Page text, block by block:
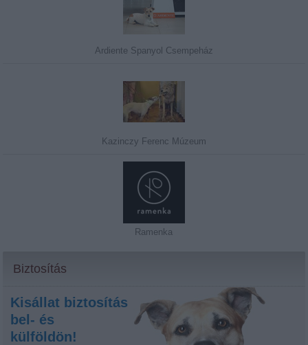
Ardiente Spanyol Csempeház
Kazinczy Ferenc Múzeum
Ramenka
Biztosítás
Kisállat biztosítás
bel- és
külföldön!